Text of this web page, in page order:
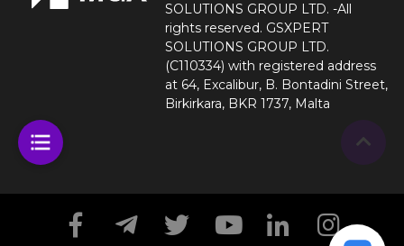
SOLUTIONS GROUP LTD. -All
rights reserved. GSXPERT
SOLUTIONS GROUP LTD.
(C110334) with registered address
at 64, Excalibur, B. Bontadini Street,
Birkirkara, BKR 1737, Malta